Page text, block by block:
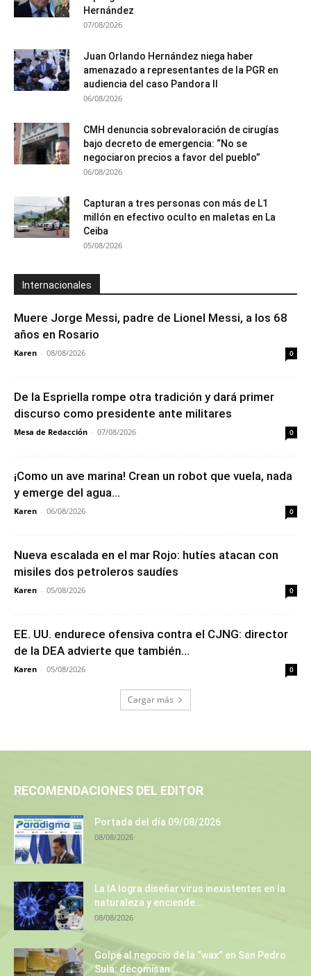
Hernández
07/08/2026
Juan Orlando Hernández niega haber
amenazado a representantes de la PGR en
audiencia del caso Pandora II
06/08/2026
CMH denuncia sobrevaloración de cirugías
bajo decreto de emergencia: “No se
negociaron precios a favor del pueblo”
06/08/2026
Capturan a tres personas con más de L1
millón en efectivo oculto en maletas en La
Ceiba
05/08/2026
Internacionales
Muere Jorge Messi, padre de Lionel Messi, a los 68
años en Rosario
Karen - 08/08/2026 0
De la Espriella rompe otra tradición y dará primer
discurso como presidente ante militares
Mesa de Redacción - 07/08/2026 0
¡Como un ave marina! Crean un robot que vuela, nada
y emerge del agua...
Karen - 06/08/2026 0
Nueva escalada en el mar Rojo: hutíes atacan con
misiles dos petroleros saudíes
Karen - 05/08/2026 0
EE. UU. endurece ofensiva contra el CJNG: director
de la DEA advierte que también...
Karen - 05/08/2026 0
Cargar más
RECOMENDACIONES DEL EDITOR
Portada del día 09/08/2026
08/08/2026
La IA logra diseñar virus inexistentes en la
naturaleza y enciende...
08/08/2026
Golpe al negocio de la “wax” en San Pedro
Sula: decomisan...